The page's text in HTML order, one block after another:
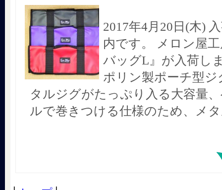
2017年4月20日(木)
内です。 メロン屋
バッグL』が入荷し
ポリン製ポーチ型
タルジグがたっぷり入る大容量
ルで巻きつける仕様のため、メ